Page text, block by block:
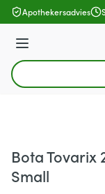
Ga naar de inhoud
Apothekersadvies
Menu
Product, merk,
Bota Tovarix
Small